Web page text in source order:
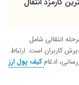
انتقالی شامل
کاربران است. ارتباط
ادغامکیف پول ارز